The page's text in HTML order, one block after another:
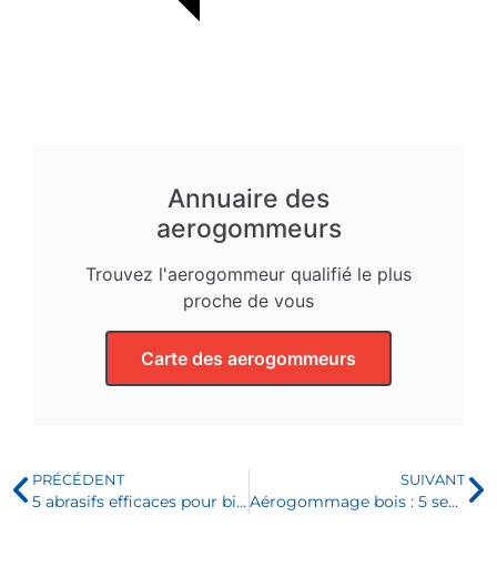
Annuaire des
aerogommeurs
Trouvez l'aerogommeur qualifié le plus
proche de vous
Carte des aerogommeurs
PRÉCÉDENT
5 abrasifs efficaces pour bien choisir son sable pour sableuse
SUIVANT
Aérogommage bois : 5 secrets efficaces pour rénover sans dégât